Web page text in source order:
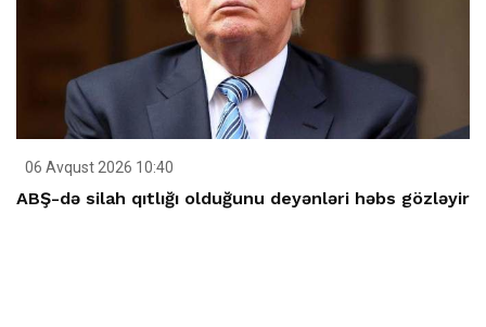
06 Avqust 2026 10:40
ABŞ-də silah qıtlığı olduğunu deyənləri həbs gözləyir